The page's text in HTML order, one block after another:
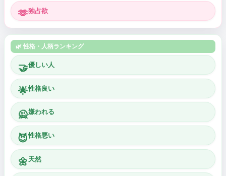
🫶独占欲
🌿 性格・人柄ランキング
🤝優しい人
🌟性格良い
🙅嫌われる
😈性格悪い
🌼 天然